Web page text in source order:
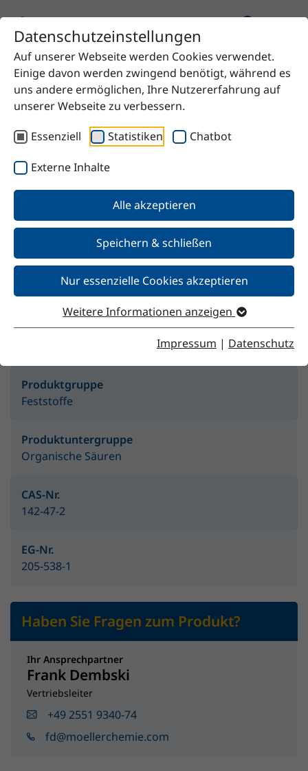
Datenschutzeinstellungen
Auf unserer Webseite werden Cookies verwendet.
Einige davon werden zwingend benötigt, während es
uns andere ermöglichen, Ihre Nutzererfahrung auf
unserer Webseite zu verbessern.
Essenziell
Statistiken Chatbot
Externe Inhalte
Alle akzeptieren
Speichern & schließen
Nur essenzielle Cookies akzeptieren
Weitere Informationen anzeigen
Impressum | Datenschutz
Startseite
Produkt
Monosodiumglutamat selection
Zurück
Monosodiumglutamat
selection
Merkmale
Produktgruppe
Feststoffe
Produktuntergruppe
Organische Säuren
CAS-Nr.
142-47-2
EG-Nr.
205-538-1
Haben Sie Fragen zum Produkt?
Ihr Ansprechpartner
Frank Dembski
Vertriebsleiter
+49 2551 9340-74
fd@moellerchemie.com